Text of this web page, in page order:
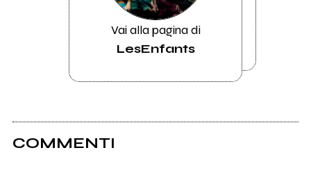
Vai alla pagina di
LesEnfants
COMMENTI